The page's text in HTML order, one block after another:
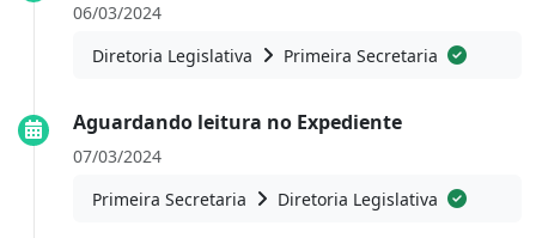
06/03/2024
Diretoria Legislativa
Primeira Secretaria
Aguardando leitura no Expediente
07/03/2024
Primeira Secretaria
Diretoria Legislativa